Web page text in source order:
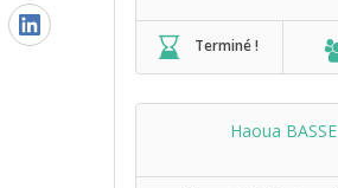
Terminé !
Haoua BASSE